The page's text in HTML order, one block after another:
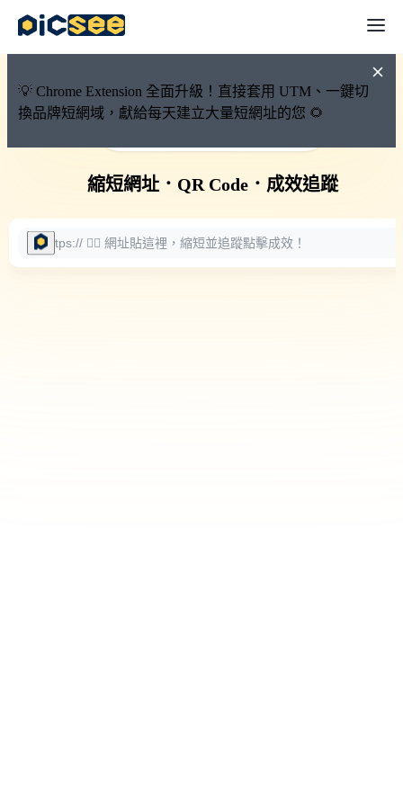
💡 Chrome Extension 全面升級！直接套用 UTM、一鍵切
換品牌短網域，獻給每天建立大量短網址的您 🌻
🚀 PicSee 短網址永久有效
縮短網址． QR Code． 成效追蹤